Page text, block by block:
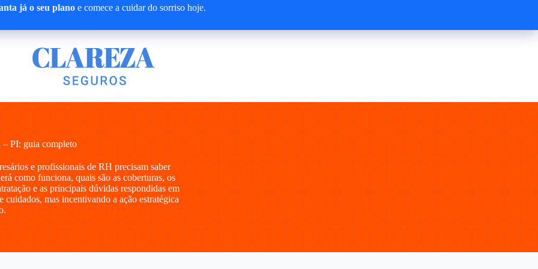
já o seu planoe comece a cuidar do sorriso hoje.
PI: guia completo
e profissionais de RH precisam saber
como funciona, quais são as coberturas, os
e as principais dúvidas respondidas em
mas incentivando a ação estratégica